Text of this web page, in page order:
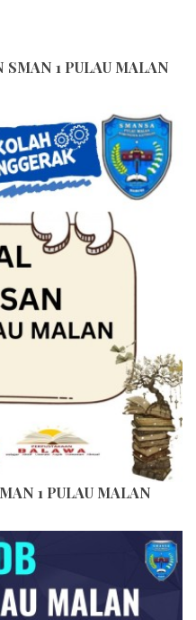
SMAN 1 PULAU MALAN
1 PULAU MALAN